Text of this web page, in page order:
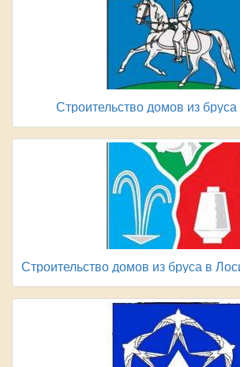
Строительство домов из
Строительство домов из бруса в